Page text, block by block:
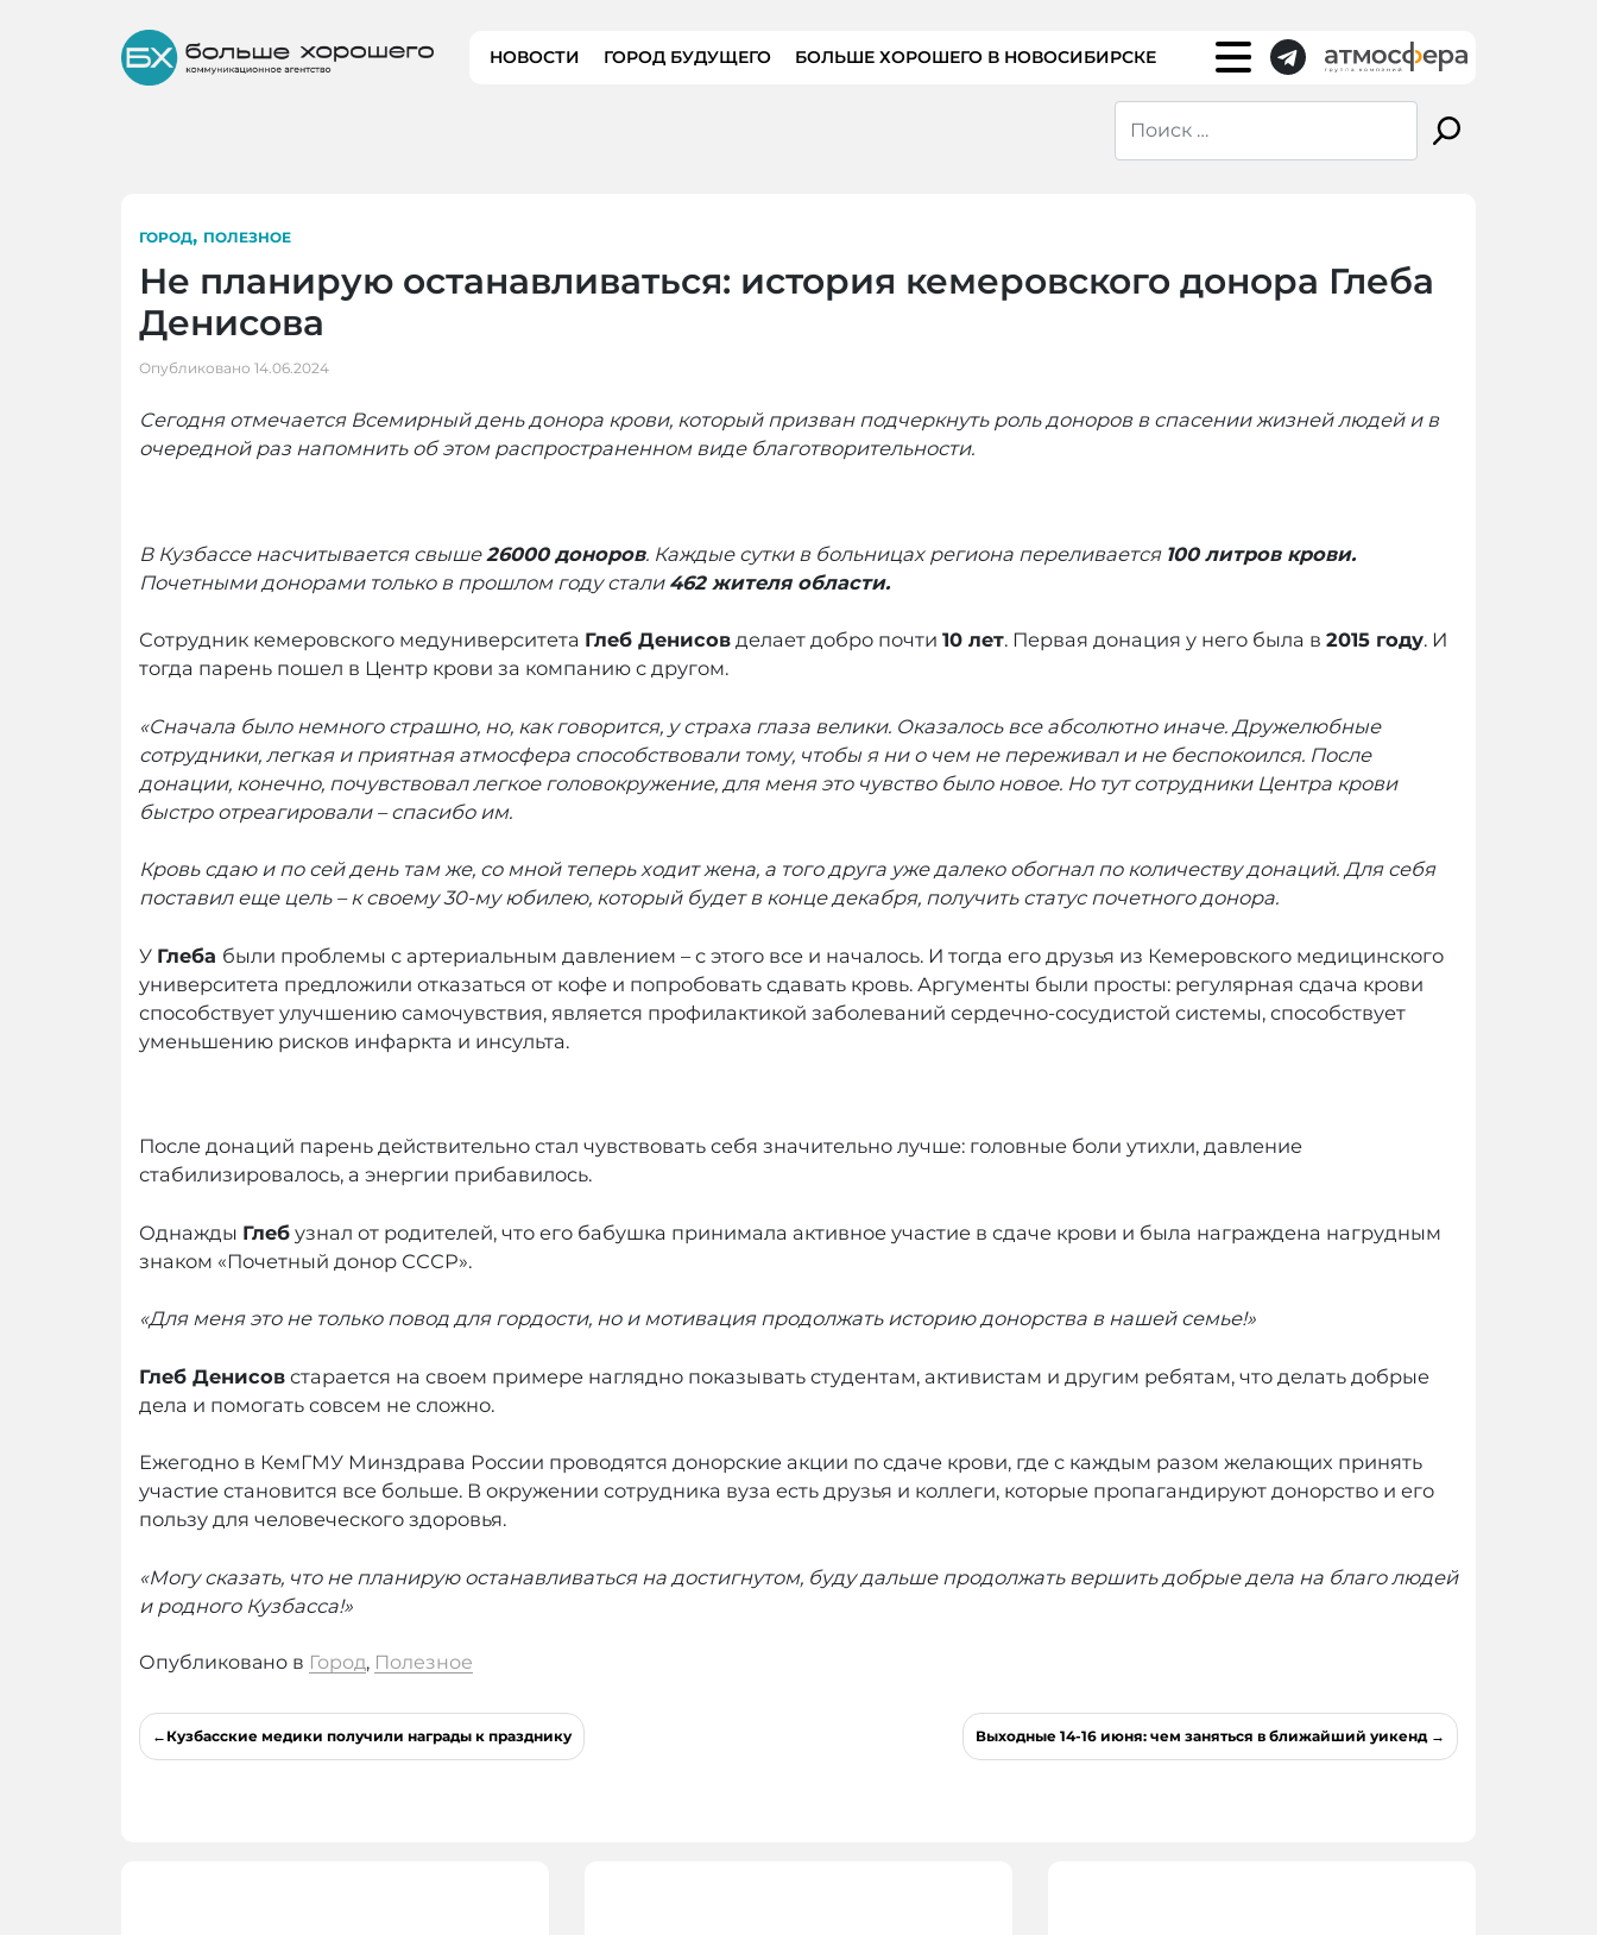
НОВОСТИ ГОРОД БУДУЩЕГО БОЛЬШЕ ХОРОШЕГО В НОВОСИБИРСКЕ
ГОРОД, ПОЛЕЗНОЕ
Не планирую останавливаться: история кемеровского донора Глеба
Денисова
Опубликовано 14.06.2024
Сегодня отмечается Всемирный день донора крови, который призван подчеркнуть роль доноров в спасении жизней людей и в
очередной раз напомнить об этом распространенном виде благотворительности.
В Кузбассе насчитывается свыше 26000 доноров. Каждые сутки в больницах региона переливается 100 литров крови.
Почетными донорами только в прошлом году стали 462 жителя области.
Сотрудник кемеровского медуниверситета Глеб Денисов делает добро почти 10 лет. Первая донация у него была в 2015 году. И
тогда парень пошел в Центр крови за компанию с другом.
«Сначала было немного страшно, но, как говорится, у страха глаза велики. Оказалось все абсолютно иначе. Дружелюбные
сотрудники, легкая и приятная атмосфера способствовали тому, чтобы я ни о чем не переживал и не беспокоился. После
донации, конечно, почувствовал легкое головокружение, для меня это чувство было новое. Но тут сотрудники Центра крови
быстро отреагировали – спасибо им.
Кровь сдаю и по сей день там же, со мной теперь ходит жена, а того друга уже далеко обогнал по количеству донаций. Для себя
поставил еще цель – к своему 30-му юбилею, который будет в конце декабря, получить статус почетного донора.
У Глеба были проблемы с артериальным давлением – с этого все и началось. И тогда его друзья из Кемеровского медицинского
университета предложили отказаться от кофе и попробовать сдавать кровь. Аргументы были просты: регулярная сдача крови
способствует улучшению самочувствия, является профилактикой заболеваний сердечно-сосудистой системы, способствует
уменьшению рисков инфаркта и инсульта.
После донаций парень действительно стал чувствовать себя значительно лучше: головные боли утихли, давление
стабилизировалось, а энергии прибавилось.
Однажды Глеб узнал от родителей, что его бабушка принимала активное участие в сдаче крови и была награждена нагрудным
знаком «Почетный донор СССР».
«Для меня это не только повод для гордости, но и мотивация продолжать историю донорства в нашей семье!»
Глеб Денисов старается на своем примере наглядно показывать студентам, активистам и другим ребятам, что делать добрые
дела и помогать совсем не сложно.
Ежегодно в КемГМУ Минздрава России проводятся донорские акции по сдаче крови, где с каждым разом желающих принять
участие становится все больше. В окружении сотрудника вуза есть друзья и коллеги, которые пропагандируют донорство и его
пользу для человеческого здоровья.
«Могу сказать, что не планирую останавливаться на достигнутом, буду дальше продолжать вершить добрые дела на благо людей
и родного Кузбасса!»
Опубликовано в Город, Полезное
Навигация
по
Кузбасские медики получили награды к празднику Выходные 14-16 июня: чем заняться в ближайший уикенд